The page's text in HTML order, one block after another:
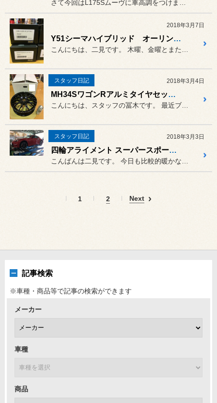
2018年3月7日
Y51シーマハイブリッド オーリンズ車高調装着
スタッフ日記 2018年3月4日
MH34SワゴンRアルミタイヤセット、アライメント調整
スタッフ日記 2018年3月3日
四輪アライメント スーパースポーツカー編
1 2 Next
記事検索
※車種・商品等で記事の検索ができます
メーカー
車種
商品